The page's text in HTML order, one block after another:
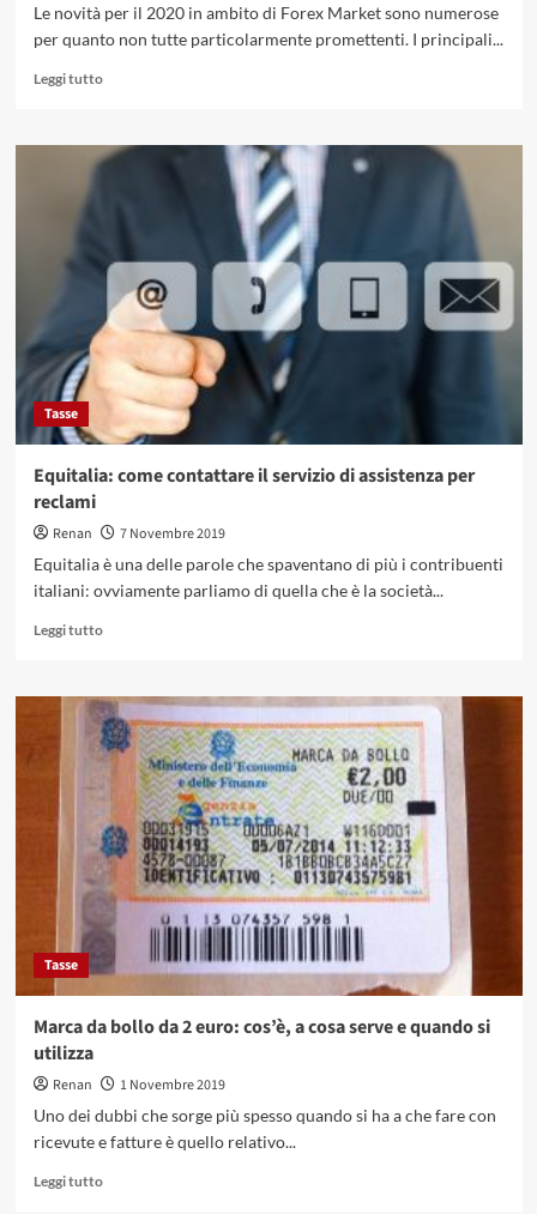
Le novità per il 2020 in ambito di Forex Market sono numerose
per quanto non tutte particolarmente promettenti. I principali...
Leggi tuttoLeggi
su
Il
le
novità
per
2020
Tasse
Equitalia: come contattare il servizio di assistenza per
reclami
Renan
7 Novembre 2019
Equitalia è una delle parole che spaventano di più i contribuenti
italiani: ovviamente parliamo di quella che è la società...
Leggi tuttoLeggi
su
Equitalia:
come
contattare
servizio
di
assistenza
per
reclami
Tasse
Marca da bollo da 2 euro: cos’è, a cosa serve e quando si
utilizza
Renan
1 Novembre 2019
Uno dei dubbi che sorge più spesso quando si ha a che fare con
ricevute e fatture è quello relativo...
Leggi tuttoLeggi